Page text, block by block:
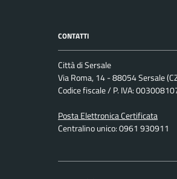
CONTATTI
Città di Sersale
Via Roma, 14 - 88054 Sersale
Codice fiscale / P. IVA:
Posta Elettronica Certificata
Centralino unico: 0961 930911